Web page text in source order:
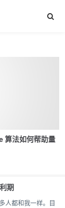
算法如何帮助量
期
人都和我一样。目